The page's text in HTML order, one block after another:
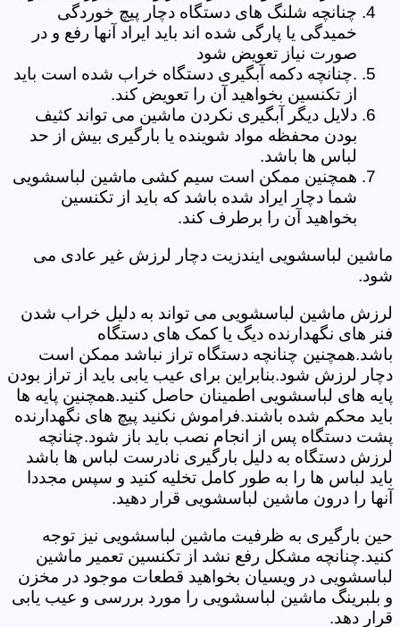
چنانچه شلنگ های دستگاه دچار پیچ خوردگی
خمیدگی یا پارگی شده اند باید ایراد آنها رفع و در
صورت نیاز تعویض شود
.چنانچه دکمه آبگیری دستگاه خراب شده است باید
از تکنسین بخواهید آن را تعویض کند.
دلایل دیگر آبگیری نکردن ماشین می تواند کثیف
بودن محفظه مواد شوینده یا بارگیری بیش از حد
لباس ها باشد.
همچنین ممکن است سیم کشی ماشین لباسشویی
شما دچار ایراد شده باشد که باید از تکنسین
بخواهید آن را برطرف کند.
ماشین لباسشویی ایندزیت دچار لرزش غیر عادی می
شود.
لرزش ماشین لباسشویی می تواند به دلیل خراب شدن
فنر های نگهدارنده دیگ یا کمک های دستگاه
باشد.همچنین چنانچه دستگاه تراز نباشد ممکن است
دچار لرزش شود.بنابراین برای عیب یابی باید از تراز بودن
پایه های لباسشویی اطمینان حاصل کنید.همچنین پایه ها
باید محکم شده باشند.فراموش نکنید پیچ های نگهدارنده
پشت دستگاه پس از انجام نصب باید باز شود.چنانچه
لرزش دستگاه به دلیل بارگیری نادرست لباس ها باشد
باید لباس ها را به طور کامل تخلیه کنید و سپس مجددا
آنها را درون ماشین لباسشویی قرار دهید.
حین بارگیری به ظرفیت ماشین لباسشویی نیز توجه
کنید.چنانچه مشکل رفع نشد از تکنسین تعمیر ماشین
لباسشویی در ویسیان بخواهید قطعات موجود در مخزن
و بلبرینگ ماشین لباسشویی را مورد بررسی و عیب یابی
قرار دهد.